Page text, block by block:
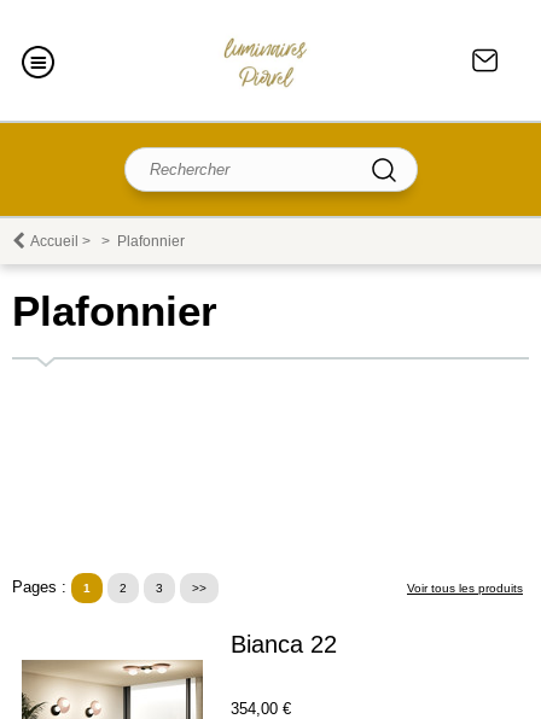
Accueil > > Plafonnier
Plafonnier
Pages : 1 2 3 >> Voir tous les produits
Bianca 22
354,00 €